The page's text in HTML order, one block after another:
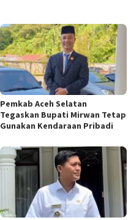
Pemkab Aceh Selatan
Tegaskan Bupati Mirwan Tetap
Gunakan Kendaraan Pribadi